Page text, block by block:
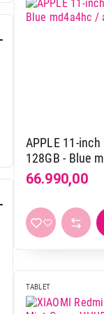
APPLE 11-
128GB - Blue
66.990,00
TABLET
24.999,00